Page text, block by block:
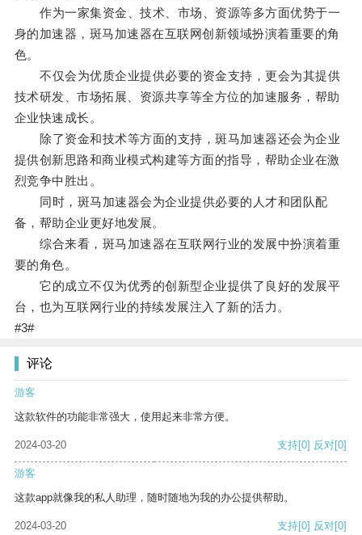
作为一家集资金、技术、市场、资源等多方面优势于一
身的加速器，斑马加速器在互联网创新领域扮演着重要的角
色。
不仅会为优质企业提供必要的资金支持，更会为其提供
技术研发、市场拓展、资源共享等全方位的加速服务，帮助
企业快速成长。
除了资金和技术等方面的支持，斑马加速器还会为企业
提供创新思路和商业模式构建等方面的指导，帮助企业在激
烈竞争中胜出。
同时，斑马加速器会为企业提供必要的人才和团队配
备，帮助企业更好地发展。
综合来看，斑马加速器在互联网行业的发展中扮演着重
要的角色。
它的成立不仅为优秀的创新型企业提供了良好的发展平
台，也为互联网行业的持续发展注入了新的活力。
#3#
评论
游客
这款软件的功能非常强大，使用起来非常方便。
2024-03-20 支持[0] 反对[0]
游客
这款app就像我的私人助理，随时随地为我的办公提供帮助。
2024-03-20 支持[0] 反对[0]